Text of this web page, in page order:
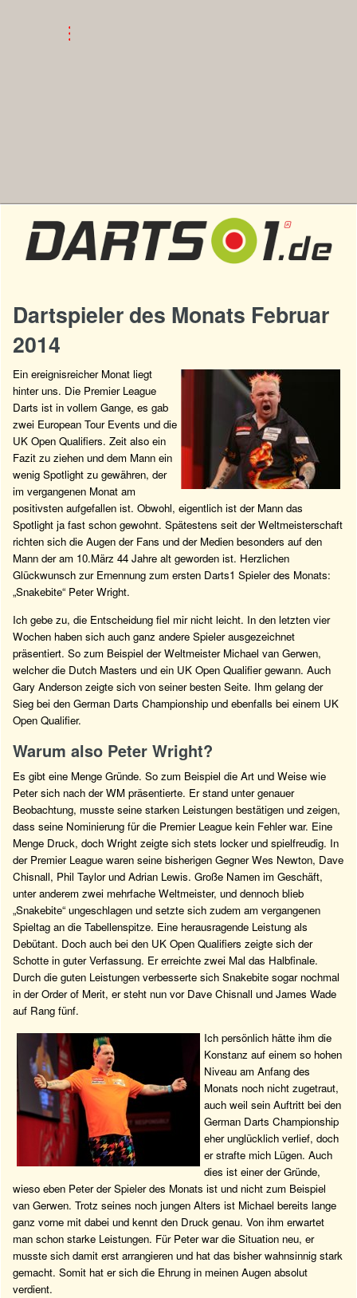
Dartspieler des Monats Februar
2014
Ein ereignisreicher Monat liegt
hinter uns. Die Premier League
Darts ist in vollem Gange, es gab
zwei European Tour Events und die
UK Open Qualifiers. Zeit also ein
Fazit zu ziehen und dem Mann ein
wenig Spotlight zu gewähren, der
im vergangenen Monat am
positivsten aufgefallen ist. Obwohl, eigentlich ist der Mann das
Spotlight ja fast schon gewohnt. Spätestens seit der Weltmeisterschaft
richten sich die Augen der Fans und der Medien besonders auf den
Mann der am 10.März 44 Jahre alt geworden ist. Herzlichen
Glückwunsch zur Ernennung zum ersten Darts1 Spieler des Monats:
„Snakebite“ Peter Wright.
Ich gebe zu, die Entscheidung fiel mir nicht leicht. In den letzten vier
Wochen haben sich auch ganz andere Spieler ausgezeichnet
präsentiert. So zum Beispiel der Weltmeister Michael van Gerwen,
welcher die Dutch Masters und ein UK Open Qualifier gewann. Auch
Gary Anderson zeigte sich von seiner besten Seite. Ihm gelang der
Sieg bei den German Darts Championship und ebenfalls bei einem UK
Open Qualifier.
Warum also Peter Wright?
Es gibt eine Menge Gründe. So zum Beispiel die Art und Weise wie
Peter sich nach der WM präsentierte. Er stand unter genauer
Beobachtung, musste seine starken Leistungen bestätigen und zeigen,
dass seine Nominierung für die Premier League kein Fehler war. Eine
Menge Druck, doch Wright zeigte sich stets locker und spielfreudig. In
der Premier League waren seine bisherigen Gegner Wes Newton, Dave
Chisnall, Phil Taylor und Adrian Lewis. Große Namen im Geschäft,
unter anderem zwei mehrfache Weltmeister, und dennoch blieb
„Snakebite“ ungeschlagen und setzte sich zudem am vergangenen
Spieltag an die Tabellenspitze. Eine herausragende Leistung als
Debütant. Doch auch bei den UK Open Qualifiers zeigte sich der
Schotte in guter Verfassung. Er erreichte zwei Mal das Halbfinale.
Durch die guten Leistungen verbesserte sich Snakebite sogar nochmal
in der Order of Merit, er steht nun vor Dave Chisnall und James Wade
auf Rang fünf.
Ich persönlich hätte ihm die
Konstanz auf einem so hohen
Niveau am Anfang des
Monats noch nicht zugetraut,
auch weil sein Auftritt bei den
German Darts Championship
eher unglücklich verlief, doch
er strafte mich Lügen. Auch
dies ist einer der Gründe,
wieso eben Peter der Spieler des Monats ist und nicht zum Beispiel
van Gerwen. Trotz seines noch jungen Alters ist Michael bereits lange
ganz vorne mit dabei und kennt den Druck genau. Von ihm erwartet
man schon starke Leistungen. Für Peter war die Situation neu, er
musste sich damit erst arrangieren und hat das bisher wahnsinnig stark
gemacht. Somit hat er sich die Ehrung in meinen Augen absolut
verdient.